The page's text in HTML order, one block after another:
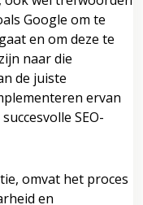
Google om te
en om deze te
naar die
de juiste
ervan
SEO-
omvat het proces
en